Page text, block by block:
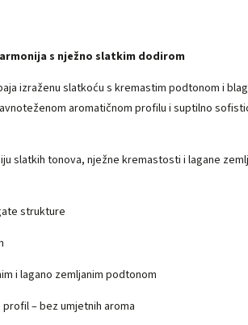
s nježno slatkim dodirom
izraženu slatkoću s kremastim podtonom i
aromatičnom profilu i suptilno
slatkih tonova, nježne kremastosti i lagane
strukture
i lagano zemljanim podtonom
– bez umjetnih aroma